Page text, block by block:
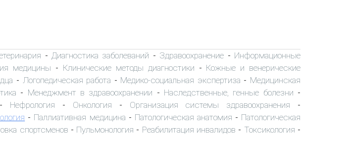
- Диагностика заболеваний - Здравоохранение - Информационные
медицины - Клинические методы диагностики - Кожные и венерические
- Логопедическая работа - Медико-социальная экспертиза - Медицинская
- Менеджмент в здравоохранении - Наследственные, генные болезни -
Нефрология - Онкология - Организация системы здравоохранения -
- Паллиативная медицина - Патологическая анатомия - Патологическая
спортсменов - Пульмонология - Реабилитация инвалидов - Токсикология -